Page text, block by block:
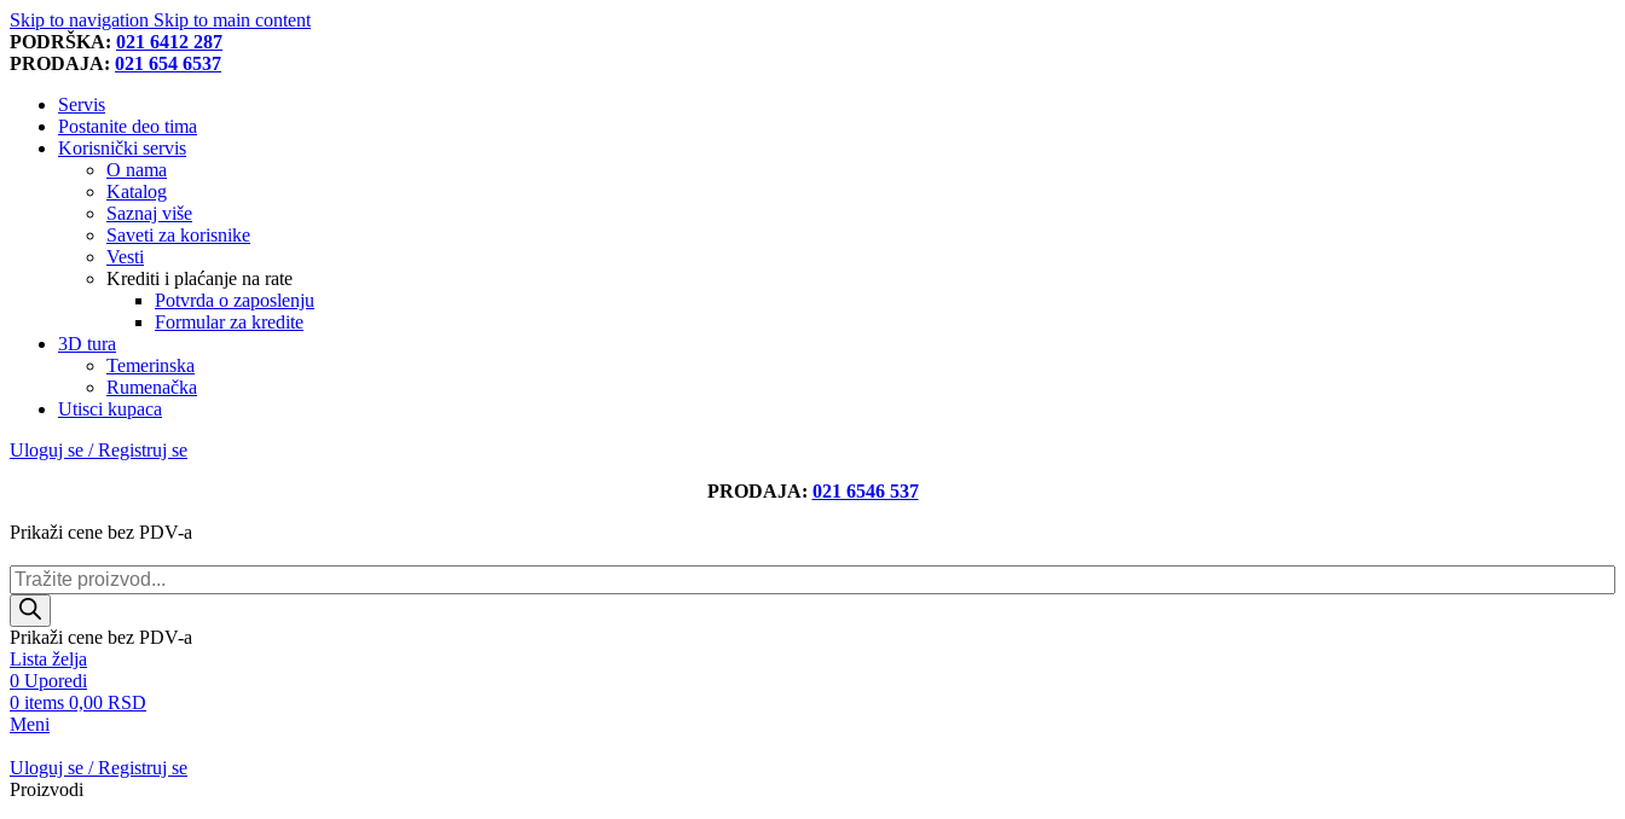
Skip to navigation Skip to main content
PODRŠKA: 021 6412 287
PRODAJA: 021 654 6537
Servis
Postanite deo tima
Korisnički servis
O nama
Katalog
Saznaj više
Saveti za korisnike
Vesti
Krediti i plaćanje na rate
Potvrda o zaposlenju
Formular za kredite
3D tura
Temerinska
Rumenačka
Utisci kupaca
Uloguj se / Registruj se
PRODAJA: 021 6546 537
Prikaži cene bez PDV-a
Products
search
Prikaži cene bez PDV-a
Lista želja
0 Uporedi
0 items 0,00 RSD
Meni
Uloguj se / Registruj se
Proizvodi